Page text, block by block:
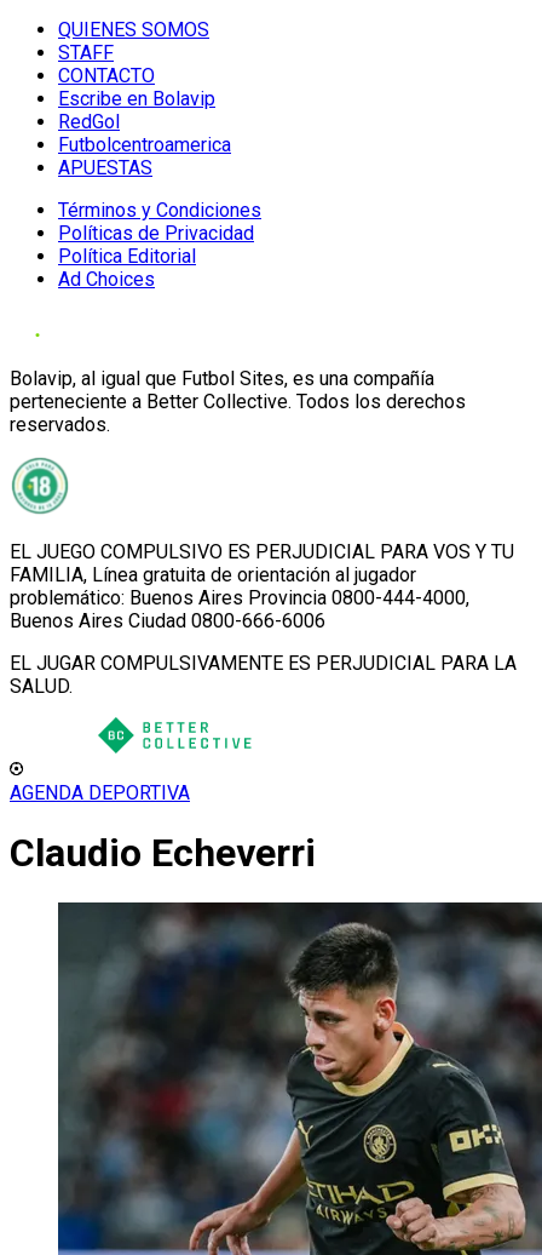
QUIENES SOMOS
STAFF
CONTACTO
Escribe en Bolavip
RedGol
Futbolcentroamerica
APUESTAS
Términos y Condiciones
Políticas de Privacidad
Política Editorial
Ad Choices
Bolavip, al igual que Futbol Sites, es una compañía
perteneciente a Better Collective. Todos los derechos
reservados.
EL JUEGO COMPULSIVO ES PERJUDICIAL PARA VOS Y TU
FAMILIA, Línea gratuita de orientación al jugador
problemático: Buenos Aires Provincia 0800-444-4000,
Buenos Aires Ciudad 0800-666-6006
EL JUGAR COMPULSIVAMENTE ES PERJUDICIAL PARA LA
SALUD.
AGENDA DEPORTIVA
Claudio Echeverri